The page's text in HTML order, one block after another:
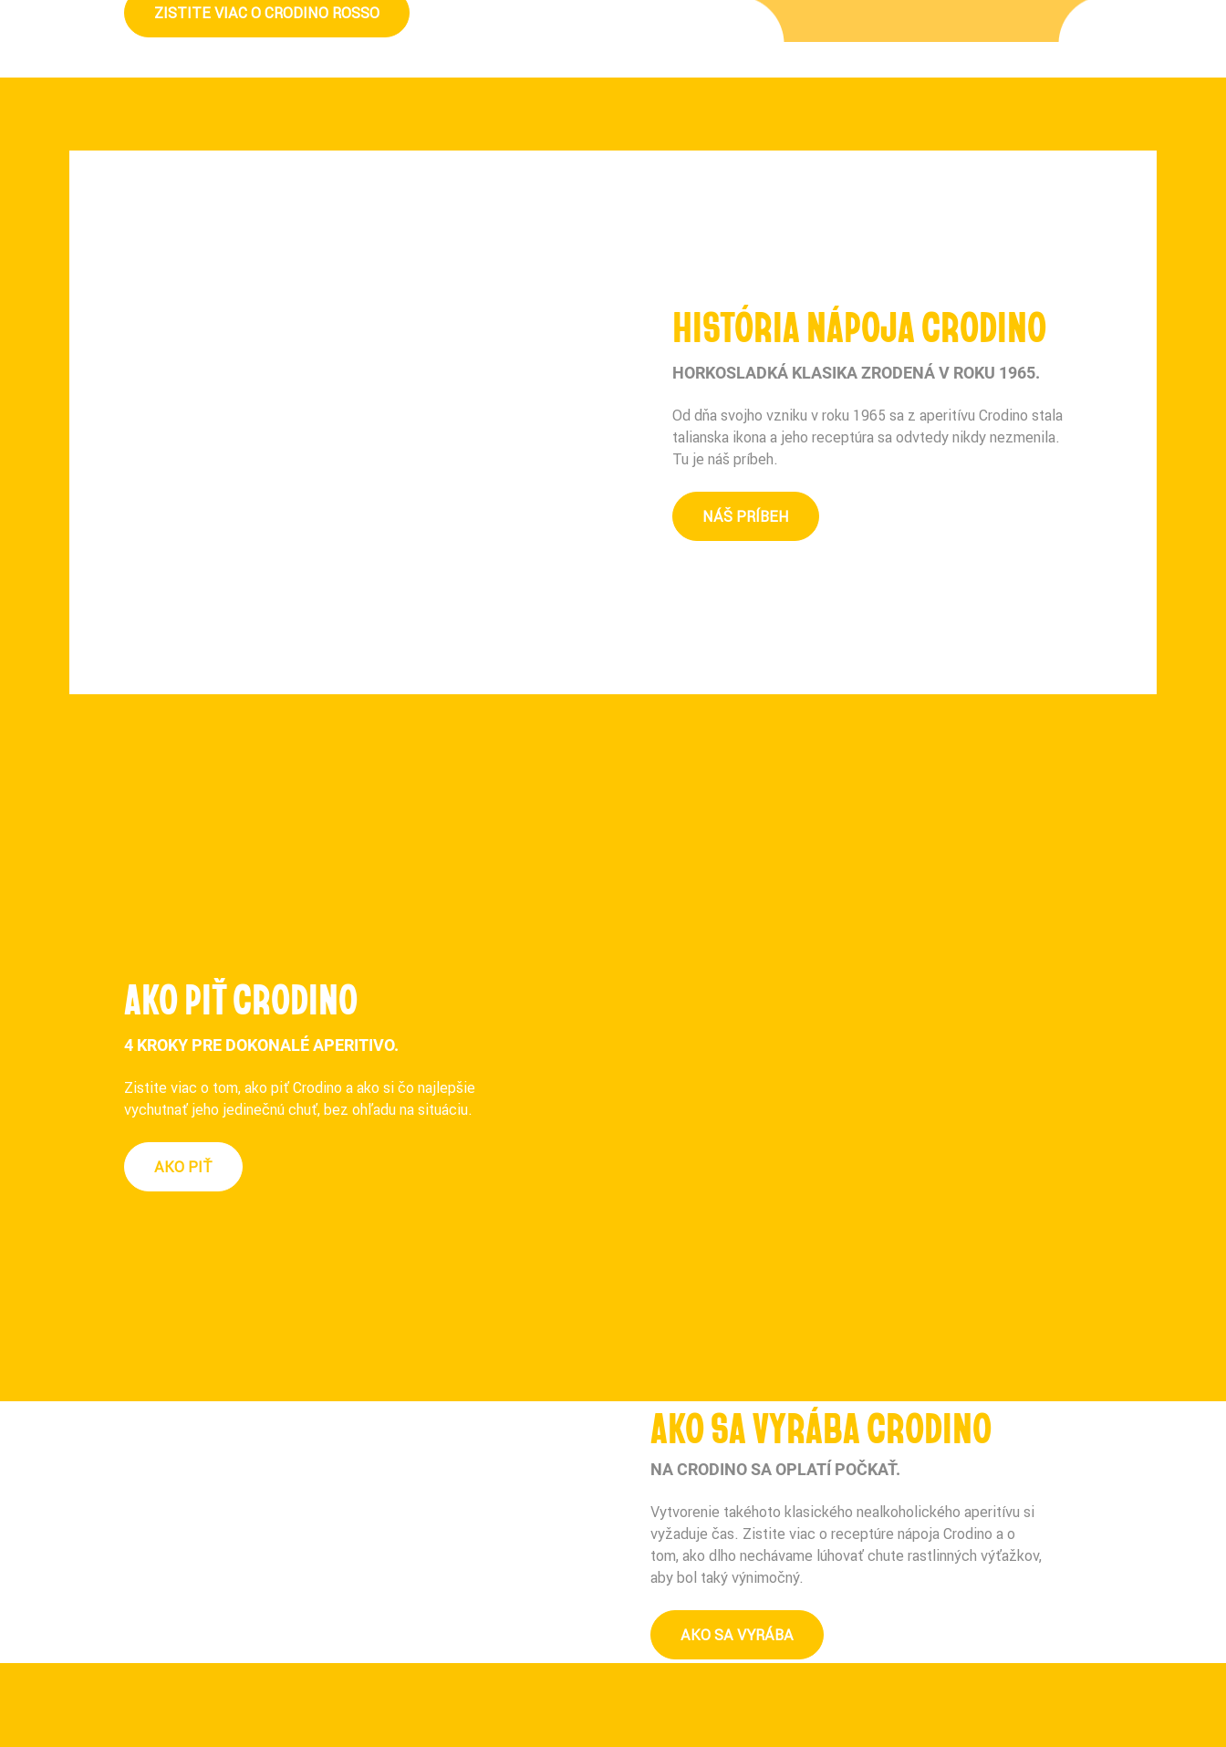
ZISTITE VIAC O CRODINO ROSSO
HISTÓRIA NÁPOJA CRODINO
HORKOSLADKÁ KLASIKA ZRODENÁ V ROKU 1965.
Od dňa svojho vzniku v roku 1965 sa z aperitívu Crodino stala
talianska ikona a jeho receptúra sa odvtedy nikdy nezmenila.
Tu je náš príbeh.
NÁŠ PRÍBEH
AKO PIŤ CRODINO
4 KROKY PRE DOKONALÉ APERITIVO.
Zistite viac o tom, ako piť Crodino a ako si čo najlepšie
vychutnať jeho jedinečnú chuť, bez ohľadu na situáciu.
AKO PIŤ
AKO SA VYRÁBA CRODINO
NA CRODINO SA OPLATÍ POČKAŤ.
Vytvorenie takéhoto klasického nealkoholického aperitívu si
vyžaduje čas. Zistite viac o receptúre nápoja Crodino a o
tom, ako dlho nechávame lúhovať chute rastlinných výťažkov,
aby bol taký výnimočný.
AKO SA VYRÁBA